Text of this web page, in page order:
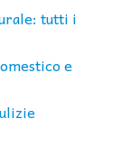
tutti i
e